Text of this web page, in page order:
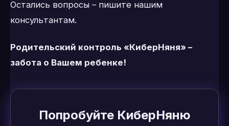
Остались вопросы – пишите нашим
консультантам.
Родительский контроль «КиберНяня» –
забота о Вашем ребенке!
Попробуйте КиберНяню